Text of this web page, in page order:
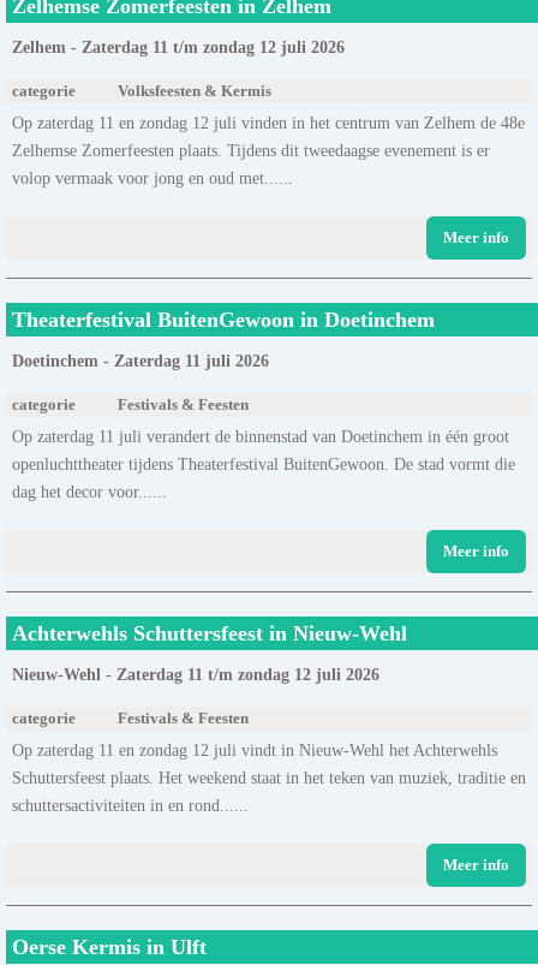
Zelhemse Zomerfeesten in Zelhem
Zelhem - Zaterdag 11 t/m zondag 12 juli 2026
categorie Volksfeesten & Kermis
Op zaterdag 11 en zondag 12 juli vinden in het centrum van Zelhem de 48e
Zelhemse Zomerfeesten plaats. Tijdens dit tweedaagse evenement is er
volop vermaak voor jong en oud met......
Meer info
Theaterfestival BuitenGewoon in Doetinchem
Doetinchem - Zaterdag 11 juli 2026
categorie Festivals & Feesten
Op zaterdag 11 juli verandert de binnenstad van Doetinchem in één groot
openluchttheater tijdens Theaterfestival BuitenGewoon. De stad vormt die
dag het decor voor......
Meer info
Achterwehls Schuttersfeest in Nieuw-Wehl
Nieuw-Wehl - Zaterdag 11 t/m zondag 12 juli 2026
categorie Festivals & Feesten
Op zaterdag 11 en zondag 12 juli vindt in Nieuw-Wehl het Achterwehls
Schuttersfeest plaats. Het weekend staat in het teken van muziek, traditie en
schuttersactiviteiten in en rond......
Meer info
Oerse Kermis in Ulft